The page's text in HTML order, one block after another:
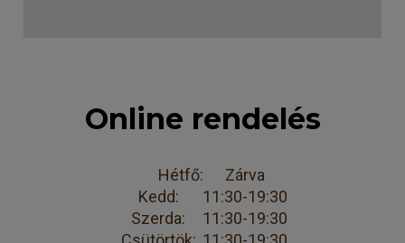
Online rendelés
Hétfő:
Zárva
Kedd:
11:30-19:30
Szerda:
11:30-19:30